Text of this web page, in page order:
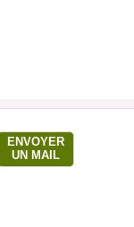
ENVOYER
UN MAIL